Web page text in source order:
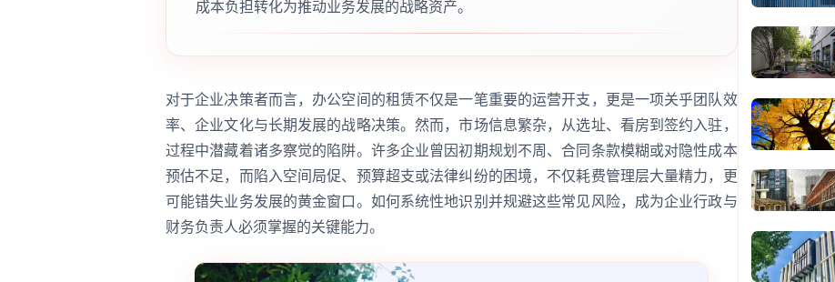
成本负担转化为推动业务发展的战略资产。
对于企业决策者而言，办公空间的租赁不仅是一笔重要的运营开支，更是一项关乎团队效
率、企业文化与长期发展的战略决策。然而，市场信息繁杂，从选址、看房到签约入驻，
过程中潜藏着诸多察觉的陷阱。许多企业曾因初期规划不周、合同条款模糊或对隐性成本
预估不足，而陷入空间局促、预算超支或法律纠纷的困境，不仅耗费管理层大量精力，更
可能错失业务发展的黄金窗口。如何系统性地识别并规避这些常见风险，成为企业行政与
财务负责人必须掌握的关键能力。